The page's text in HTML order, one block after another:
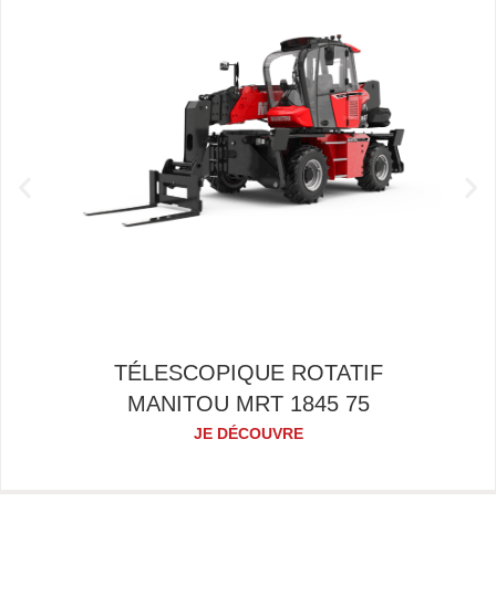
TÉLESCOPIQUE ROTATIF
MANITOU MRT 1845 75
JE DÉCOUVRE